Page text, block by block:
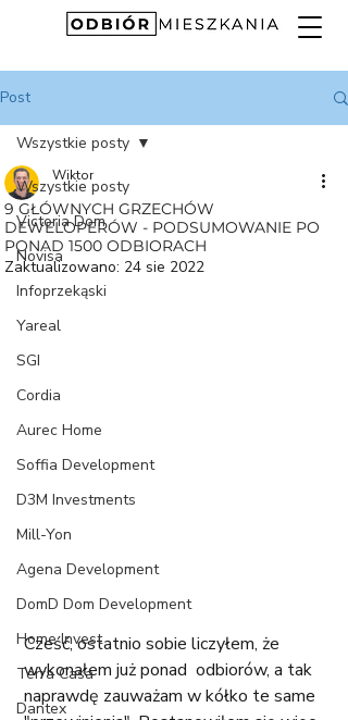
Post
Wszystkie posty
Victoria Dom
Novisa
Infoprzekąski
Yareal
SGI
Cordia
Aurec Home
Soffia Development
D3M Investments
Mill-Yon
Agena Development
DomD Dom Development
Home Invest
Terra Casa
Dantex
Wszystkie posty
9 GŁÓWNYCH GRZECHÓW
DEWELOPERÓW - PODSUMOWANIE PO
PONAD 1500 ODBIORACH
Wiktor
Zaktualizowano: 24 sie 2022
Cześć, ostatnio sobie liczyłem, że
wykonałem już ponad  odbiorów, a tak
naprawdę zauważam w kółko te same